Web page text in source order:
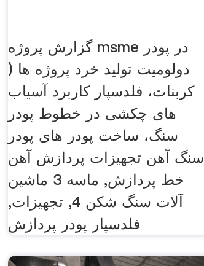
گزارش پروژه msme در پودر
دولومیت تولید خرد پروژه ها (
کربنات، فلدسپار کاربرد آسیاب
های چکشی در خطوط پودر
سنگ، ساخت پودر های پودر
سنگ آهن تجهیزات پردازش آهن
خط پردازش, ماسه 3 ماشین
آلات سنگ شکن 4, تجهیزات,
فلدسپار پودر پردازش